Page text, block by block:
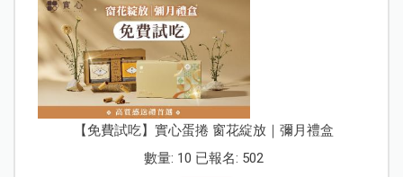
【免費試吃】實心蛋捲 窗花綻放｜彌月禮盒
數量: 10 已報名: 502